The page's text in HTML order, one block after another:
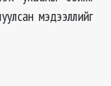
мэдээллийг